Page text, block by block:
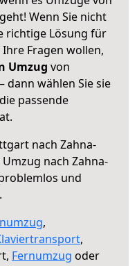
Wenn Sie nicht
richtige Lösung für
Fragen wollen,
Umzug von
dann wählen Sie sie
passende
nach Zahna-
nach Zahna-
und
,
,
Fernumzug oder